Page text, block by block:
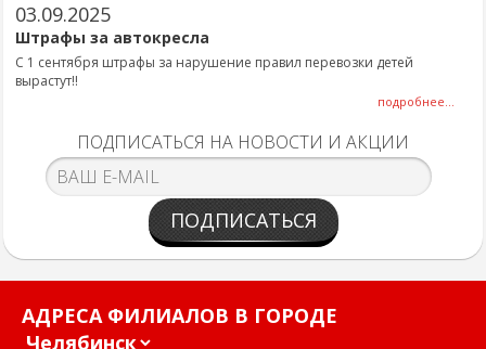
03.09.2025
Штрафы за автокресла
С 1 сентября штрафы за нарушение правил перевозки детей
вырастут!!
подробнее...
ПОДПИСАТЬСЯ НА НОВОСТИ И АКЦИИ
ПОДПИСАТЬСЯ
АДРЕСА ФИЛИАЛОВ В ГОРОДЕ